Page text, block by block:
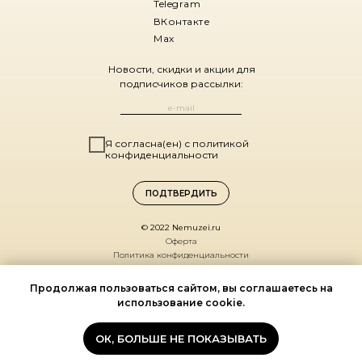
Я согласна(ен) с политикой
конфиденциальности
ПОДТВЕРДИТЬ
Новости, скидки и акции для
подписчиков рассылки:
Telegram
ВКонтакте
Max
Оферта
Политика конфиденциальности
© 2022 Nemuzei.ru
Мы на карте
ул. Комиссара Смирнова, д. 15
(ДК Выборгский, 1 этаж)
Продолжая пользоваться сайтом, вы соглашаетесь на
использование cookie.
ОК, БОЛЬШЕ НЕ ПОКАЗЫВАТЬ